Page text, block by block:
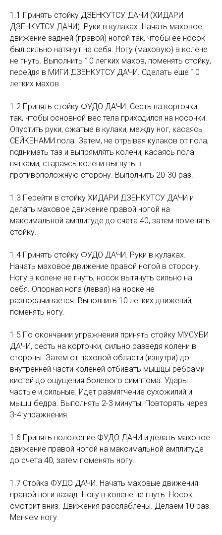
1.1 Принять стойку ДЗЕНКУТСУ ДАЧИ (ХИДАРИ
ДЗЕНКУТСУ ДАЧИ). Руки в кулаках. Начать маховое
движение задней (правой) ногой так, чтобы её носок
был сильно натянут на себя. Ногу (маховую) в колене
не гнуть. Выполнить 10 легких махов, поменять стойку,
перейдя в МИГИ ДЗЕНКУТСУ ДАЧИ. Сделать еще 10
легких махов.
1.2 Принять стойку ФУДО ДАЧИ. Сесть на корточки
так, чтобы основной вес тела приходился на носочки.
Опустить руки, сжатые в кулаки, между ног, касаясь
СЕЙКЕНАМИ пола. Затем, не отрывая кулаков от пола,
поднимать таз и выпрямлять колени, касаясь пола
пятками, стараясь колени выгнуть в
противоположную сторону. Выполнить 20-30 раз.
1.3 Перейти в стойку ХИДАРИ ДЗЕНКУТСУ ДАЧИ и
делать маховое движение правой ногой на
максимальной амплитуде до счета 40, затем поменять
стойку.
1.4 Принять стойку ФУДО ДАЧИ. Руки в кулаках.
Начать маховое движение правой ногой в сторону.
Ногу в колене не гнуть, носок вытянуть сильно на
себя. Опорная нога (левая) на носке не
разворачивается. Выполнить 10 легких движений,
поменять ногу.
1.5 По окончании упражнения принять стойку МУСУБИ
ДАЧИ, сесть на корточки, сильно разведя колени в
стороны. Затем от паховой области (изнутри) до
внутренней части коленей отбивать мышцы ребрами
кистей до ощущения болевого симптома. Удары
частые и сильные. Идет размягчение сухожилий и
мышц бедра. Выполнять 2-3 минуты. Повторять через
3-4 упражнения.
1.6 Принять положение ФУДО ДАЧИ и делать маховое
движение правой ногой на максимальной амплитуде
до счета 40, затем поменять ногу.
1.7 Стойка ФУДО ДАЧИ. Начать маховые движения
правой ноги назад. Ногу в колене не гнуть. Носок
смотрит вниз. Движения расслаблены. Делаем 10 раз.
Меняем ногу.